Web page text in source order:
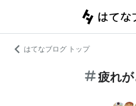
はてなブログ トップ
疲れ